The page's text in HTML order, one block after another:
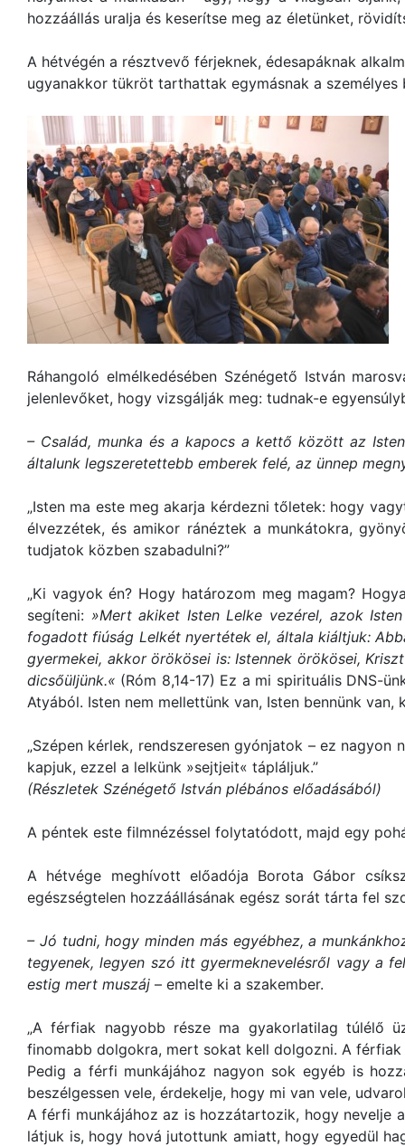
hozzáállás uralja és keserítse meg az életünket,
A hétvégén a résztvevő férjeknek, édesapáknak
ugyanakkor tükröt tarthattak egymásnak a
Ráhangoló elmélkedésében Szénégető István
jelenlevőket, hogy vizsgálják meg: tudnak-e
– Család, munka és a kapocs a kettő között az
általunk legszeretettebb emberek felé, az ünnep
„Isten ma este meg akarja kérdezni tőletek: hogy
élvezzétek, és amikor ránéztek a munkátokra,
tudjatok közben szabadulni?”
„Ki vagyok én? Hogy határozom meg magam?
segíteni: »Mert akiket Isten Lelke vezérel, azok
fogadott fiúság Lelkét nyertétek el, általa kiáltjuk:
gyermekei, akkor örökösei is: Istennek örökösei,
dicsőüljünk.« (Róm 8,14-17) Ez a mi spirituális DNS-
Atyából. Isten nem mellettünk van, Isten bennünk van,
„Szépen kérlek, rendszeresen gyónjatok – ez
kapjuk, ezzel a lelkünk »sejtjeit« tápláljuk.”
(Részletek Szénégető István plébános előadásából)
A péntek este filmnézéssel folytatódott, majd egy
A hétvége meghívott előadója Borota Gábor
egészségtelen hozzáállásának egész sorát tárta fel
– Jó tudni, hogy minden más egyébhez, a
tegyenek, legyen szó itt gyermeknevelésről vagy a
estig mert muszáj – emelte ki a szakember.
„A férfiak nagyobb része ma gyakorlatilag túlélő
finomabb dolgokra, mert sokat kell dolgozni. A
Pedig a férfi munkájához nagyon sok egyéb is
beszélgessen vele, érdekelje, hogy mi van vele,
A férfi munkájához az is hozzátartozik, hogy nevelje
látjuk is, hogy hová jutottunk amiatt, hogy egyedül